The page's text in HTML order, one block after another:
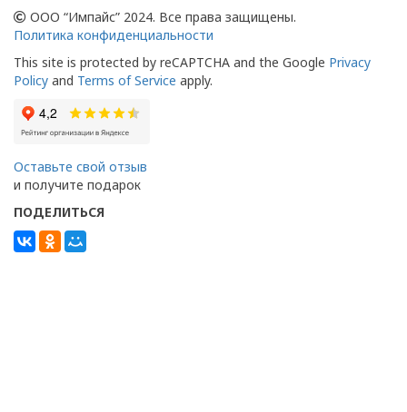
ООО “Импайс” 2024. Все права защищены.
Политика конфиденциальности
This site is protected by reCAPTCHA and the Google Privacy
Policy and Terms of Service apply.
Оставьте свой отзыв
и получите подарок
ПОДЕЛИТЬСЯ